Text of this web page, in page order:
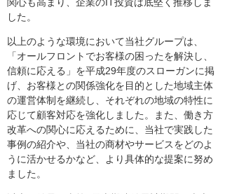
した。
以上のような環境において当社グループは、
「オールフロントでお客様の困ったを解決し、
信頼に応える」を平成29年度のスローガンに掲
げ、お客様との関係強化を目的とした地域主体
の運営体制を継続し、それぞれの地域の特性に
応じて顧客対応を強化しました。また、働き方
改革への関心に応えるために、当社で実践した
事例の紹介や、当社の商材やサービスをどのよ
うに活かせるかなど、より具体的な提案に努め
ました。